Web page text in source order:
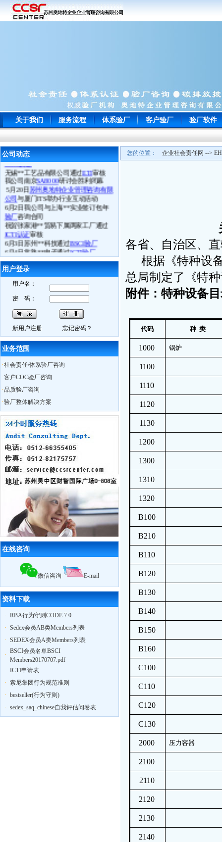
关于我们 服务流程 体系验厂 客户验厂 验厂软件
公司动态
常州**玩具通过 ICTI 认证
南通**服饰顺利通过WRAP认证
苏州**鞋厂于顺利通过BSCI认证
宁波**电子以零问题的成绩一次性通
EICC认证审核并向我司来电致谢
上海**贸易旗下多家LIDL工厂通过
BSCI认证
无锡**工艺品有限公司通过ETI审核
我公司南京SA8000研讨会胜利闭幕
5月20日苏州奥地特企业管理咨询有限
公司与厦门ITS举办行业互动活动
6月2日我公司与上海**实业签订包年
验厂咨询合同
祝贺张家港**贸易下属两家工厂通过
ICTI认证审核
6月3日苏州**科技通过
6月4日常熟**电子通过ICTI验厂
6.月5日张家港**鞋业司通过ETI验厂
6月4日镇江**体育用品厂FSC认证取得
良好成绩
6月10日我公司BSCI研讨会在苏州召开
6月11日苏州**贸易接受我公司
知培训
6月13日如皋**数码Best Buy验厂
历年来最好成绩
6月13日海门**时装C-TPAT验厂过关
6月13日南通**服饰
BSCI验厂 合格
6月13日如东**时装ICTI认证中取得A
证
6月14日通州市**袜业取得WRAP认证
证书
热烈祝贺我公司员工Charly月15日获得
6月29日我公司CSR研讨会在无锡召开
10月28日苏州XX服饰在我公司辅导下
通过BSCI认证，被审核员誉为苏州最
优服装工厂
10月29日苏州奥地特企业管理咨询有
限公司，召开公司大会公布上半年业
绩，累计辅导企业322家，一次性通过
率95%
12月18日，苏州奥地特企业对厦门27
家外贸公司开展BSCI认知培训公开课
扬州zy玩具 ICTI认证取得优异成绩
2010我公司业绩大幅增长,全年累计辅
导工厂达903家！
2011年3月，帮助83家工厂通过验厂
（其中 ICTI认证5家）
2011年4月，帮助75家工厂通过验厂
（其中EICC认证3家,ICTI认证2家）
2011年5月，帮助79家工厂通过验厂
（其中,ICTI认证
用户登录
用户名：
密 码：
新用户注册 忘记密码？
业务范围
·社会责任/体系验厂咨询
·客户COC验厂咨询
·品质验厂咨询
·验厂整体解决方案
在线咨询
微信咨询 E-mail
资料下载
· RBA行为守则CODE 7.0
· Sedex会员AB类Members列表
· SEDEX会员A类Members列表
·
BSCI会员名单BSCI
Members20170707.pdf
· ICTI申请表
· 索尼集团行为规范准则
· bestseller(行为守则)
· sedex_saq_chinese自我评估问卷表
您的位置： 企业社会责任网 -->
各省、自治区、
根据《特种设
总局制定了《特
附件：特种设备
代码 种 类
1000 锅炉
1100
1110
1120
1130
1200
1300
1310
1320
B100
B210
B110
B120
B130
B140
B150
B160
C100
C110
C120
C130
2000 压力容器
2100
2110
2120
2130
2140